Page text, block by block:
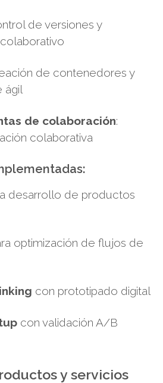
de versiones y
de contenedores y
ágil
de colaboración:
colaborativa
desarrollo de productos
optimización de flujos de
con prototipado digital
con validación A/B
y servicios